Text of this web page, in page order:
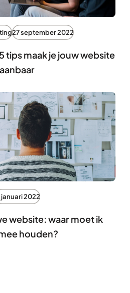
27 september 2022
tips maak je jouw website
januari 2022
website: waar moet ik
houden?